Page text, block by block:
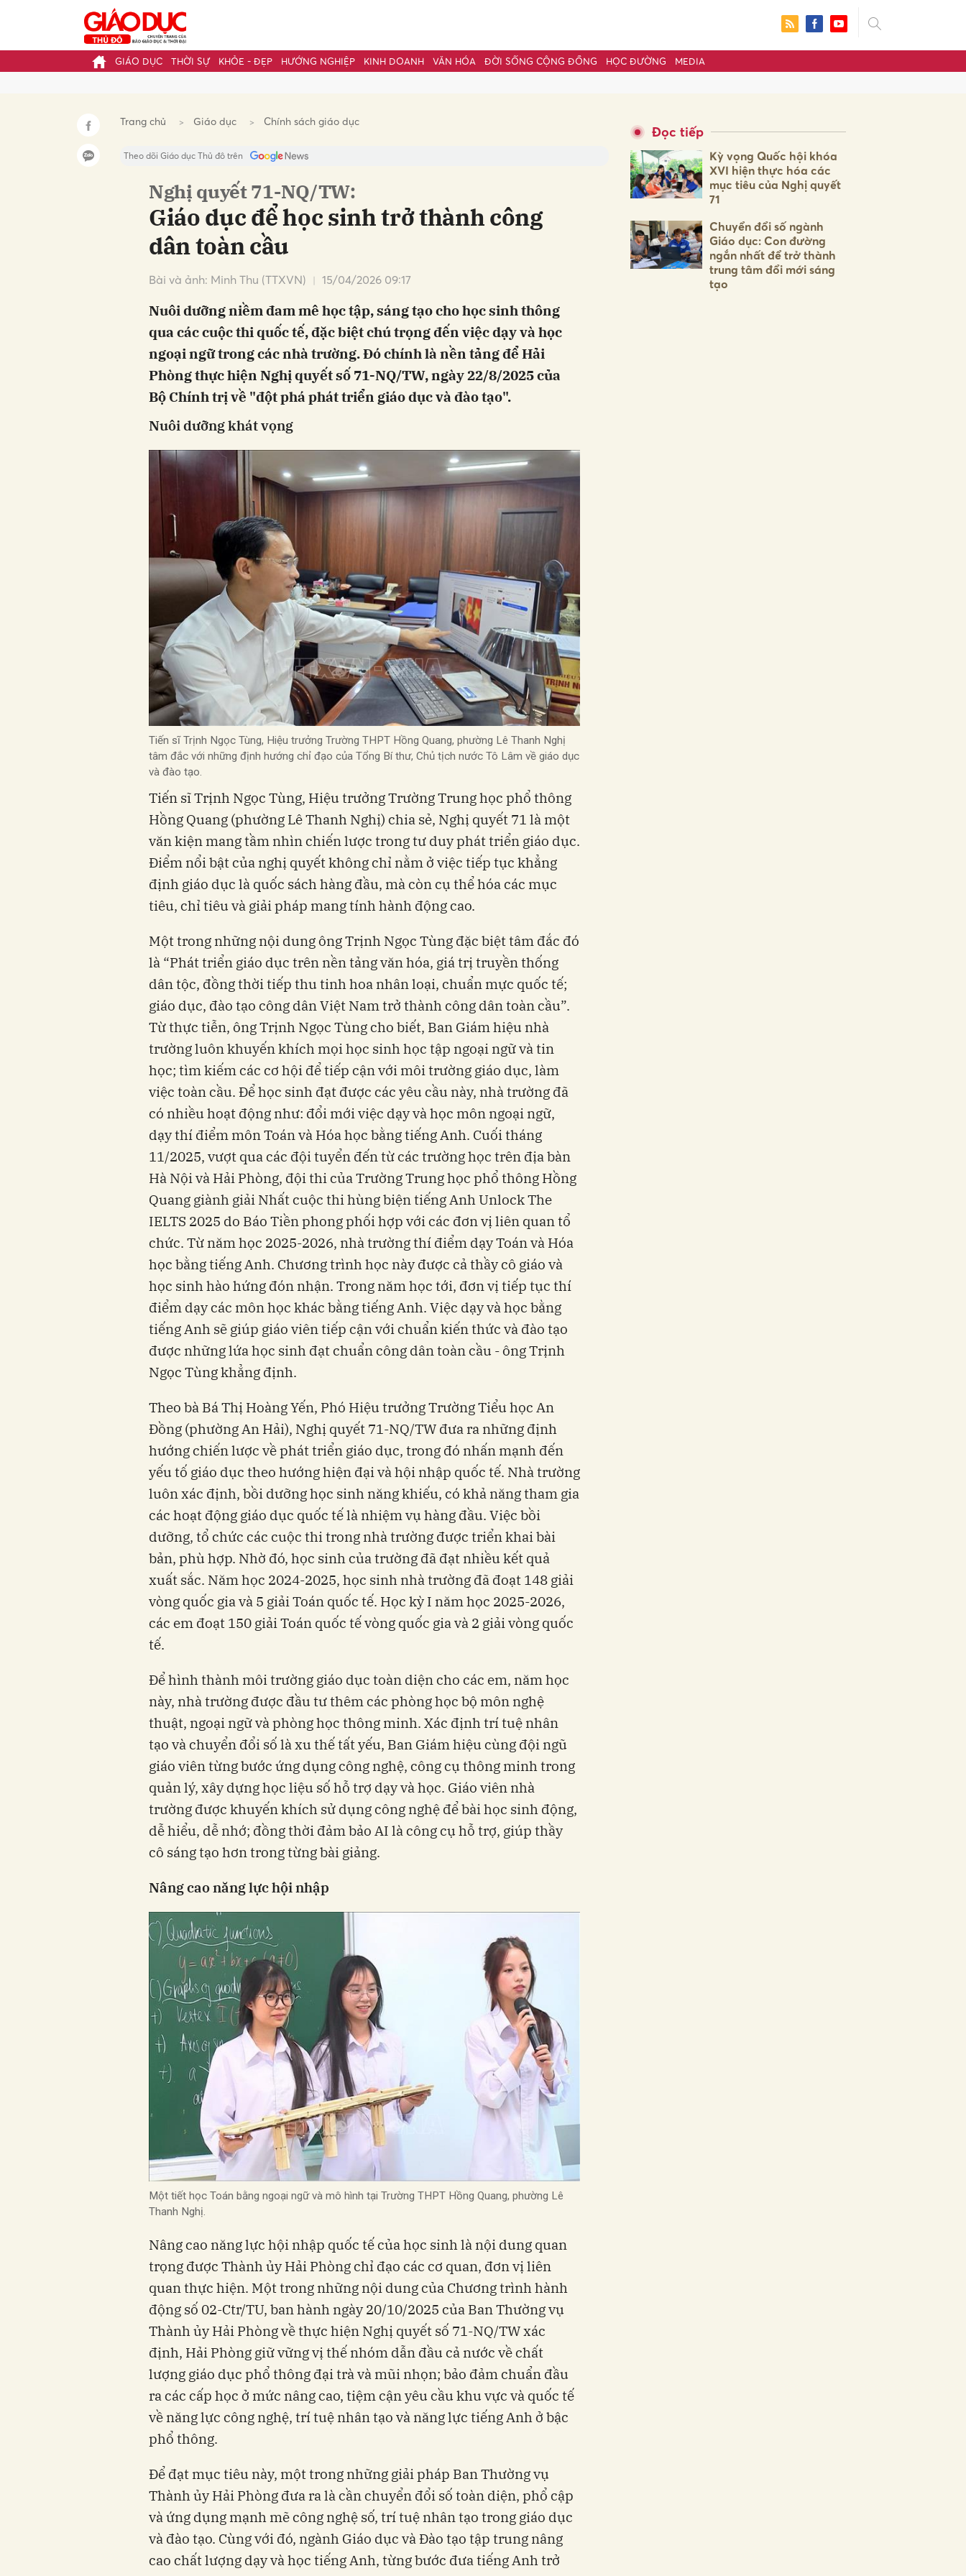
GIÁO DỤC THỜI SỰ KHỎE - ĐẸP HƯỚNG NGHIỆP KINH DOANH VĂN HÓA ĐỜI SỐNG CỘNG ĐỒNG HỌC ĐƯỜNG MEDIA
Trang chủ Giáo dục Chính sách giáo dục
Theo dõi Giáo dục Thủ đô trên
Nghị quyết 71-NQ/TW:
Giáo dục để học sinh trở thành công
dân toàn cầu
Bài và ảnh: Minh Thu (TTXVN) 15/04/2026 09:17
Nuôi dưỡng niềm đam mê học tập, sáng tạo cho học sinh thông
qua các cuộc thi quốc tế, đặc biệt chú trọng đến việc dạy và học
ngoại ngữ trong các nhà trường. Đó chính là nền tảng để Hải
Phòng thực hiện Nghị quyết số 71-NQ/TW, ngày 22/8/2025 của
Bộ Chính trị về "đột phá phát triển giáo dục và đào tạo".
Nuôi dưỡng khát vọng
Tiến sĩ Trịnh Ngọc Tùng, Hiệu trưởng Trường THPT Hồng Quang, phường Lê Thanh Nghị
tâm đắc với những định hướng chỉ đạo của Tổng Bí thư, Chủ tịch nước Tô Lâm về giáo dục
và đào tạo.
Tiến sĩ Trịnh Ngọc Tùng, Hiệu trưởng Trường Trung học phổ thông
Hồng Quang (phường Lê Thanh Nghị) chia sẻ, Nghị quyết 71 là một
văn kiện mang tầm nhìn chiến lược trong tư duy phát triển giáo dục.
Điểm nổi bật của nghị quyết không chỉ nằm ở việc tiếp tục khẳng
định giáo dục là quốc sách hàng đầu, mà còn cụ thể hóa các mục
tiêu, chỉ tiêu và giải pháp mang tính hành động cao.
Một trong những nội dung ông Trịnh Ngọc Tùng đặc biệt tâm đắc đó
là “Phát triển giáo dục trên nền tảng văn hóa, giá trị truyền thống
dân tộc, đồng thời tiếp thu tinh hoa nhân loại, chuẩn mực quốc tế;
giáo dục, đào tạo công dân Việt Nam trở thành công dân toàn cầu”.
Từ thực tiễn, ông Trịnh Ngọc Tùng cho biết, Ban Giám hiệu nhà
trường luôn khuyến khích mọi học sinh học tập ngoại ngữ và tin
học; tìm kiếm các cơ hội để tiếp cận với môi trường giáo dục, làm
việc toàn cầu. Để học sinh đạt được các yêu cầu này, nhà trường đã
có nhiều hoạt động như: đổi mới việc dạy và học môn ngoại ngữ,
dạy thí điểm môn Toán và Hóa học bằng tiếng Anh. Cuối tháng
11/2025, vượt qua các đội tuyển đến từ các trường học trên địa bàn
Hà Nội và Hải Phòng, đội thi của Trường Trung học phổ thông Hồng
Quang giành giải Nhất cuộc thi hùng biện tiếng Anh Unlock The
IELTS 2025 do Báo Tiền phong phối hợp với các đơn vị liên quan tổ
chức. Từ năm học 2025-2026, nhà trường thí điểm dạy Toán và Hóa
học bằng tiếng Anh. Chương trình học này được cả thầy cô giáo và
học sinh hào hứng đón nhận. Trong năm học tới, đơn vị tiếp tục thí
điểm dạy các môn học khác bằng tiếng Anh. Việc dạy và học bằng
tiếng Anh sẽ giúp giáo viên tiếp cận với chuẩn kiến thức và đào tạo
được những lứa học sinh đạt chuẩn công dân toàn cầu - ông Trịnh
Ngọc Tùng khẳng định.
Theo bà Bá Thị Hoàng Yến, Phó Hiệu trưởng Trường Tiểu học An
Đồng (phường An Hải), Nghị quyết 71-NQ/TW đưa ra những định
hướng chiến lược về phát triển giáo dục, trong đó nhấn mạnh đến
yếu tố giáo dục theo hướng hiện đại và hội nhập quốc tế. Nhà trường
luôn xác định, bồi dưỡng học sinh năng khiếu, có khả năng tham gia
các hoạt động giáo dục quốc tế là nhiệm vụ hàng đầu. Việc bồi
dưỡng, tổ chức các cuộc thi trong nhà trường được triển khai bài
bản, phù hợp. Nhờ đó, học sinh của trường đã đạt nhiều kết quả
xuất sắc. Năm học 2024-2025, học sinh nhà trường đã đoạt 148 giải
vòng quốc gia và 5 giải Toán quốc tế. Học kỳ I năm học 2025-2026,
các em đoạt 150 giải Toán quốc tế vòng quốc gia và 2 giải vòng quốc
tế.
Để hình thành môi trường giáo dục toàn diện cho các em, năm học
này, nhà trường được đầu tư thêm các phòng học bộ môn nghệ
thuật, ngoại ngữ và phòng học thông minh. Xác định trí tuệ nhân
tạo và chuyển đổi số là xu thế tất yếu, Ban Giám hiệu cùng đội ngũ
giáo viên từng bước ứng dụng công nghệ, công cụ thông minh trong
quản lý, xây dựng học liệu số hỗ trợ dạy và học. Giáo viên nhà
trường được khuyến khích sử dụng công nghệ để bài học sinh động,
dễ hiểu, dễ nhớ; đồng thời đảm bảo AI là công cụ hỗ trợ, giúp thầy
cô sáng tạo hơn trong từng bài giảng.
Nâng cao năng lực hội nhập
Một tiết học Toán bằng ngoại ngữ và mô hình tại Trường THPT Hồng Quang, phường Lê
Thanh Nghị.
Nâng cao năng lực hội nhập quốc tế của học sinh là nội dung quan
trọng được Thành ủy Hải Phòng chỉ đạo các cơ quan, đơn vị liên
quan thực hiện. Một trong những nội dung của Chương trình hành
động số 02-Ctr/TU, ban hành ngày 20/10/2025 của Ban Thường vụ
Thành ủy Hải Phòng về thực hiện Nghị quyết số 71-NQ/TW xác
định, Hải Phòng giữ vững vị thế nhóm dẫn đầu cả nước về chất
lượng giáo dục phổ thông đại trà và mũi nhọn; bảo đảm chuẩn đầu
ra các cấp học ở mức nâng cao, tiệm cận yêu cầu khu vực và quốc tế
về năng lực công nghệ, trí tuệ nhân tạo và năng lực tiếng Anh ở bậc
phổ thông.
Để đạt mục tiêu này, một trong những giải pháp Ban Thường vụ
Thành ủy Hải Phòng đưa ra là cần chuyển đổi số toàn diện, phổ cập
và ứng dụng mạnh mẽ công nghệ số, trí tuệ nhân tạo trong giáo dục
và đào tạo. Cùng với đó, ngành Giáo dục và Đào tạo tập trung nâng
cao chất lượng dạy và học tiếng Anh, từng bước đưa tiếng Anh trở
Đọc tiếp
Kỳ vọng Quốc hội khóa
XVI hiện thực hóa các
mục tiêu của Nghị quyết
71
Chuyển đổi số ngành
Giáo dục: Con đường
ngắn nhất để trở thành
trung tâm đổi mới sáng
tạo
Gửi bình luận
Gửi